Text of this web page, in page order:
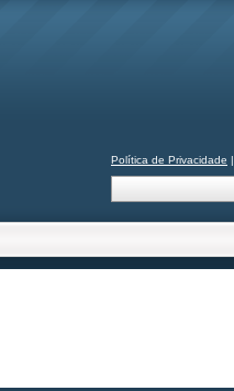
Política de Privacidade |